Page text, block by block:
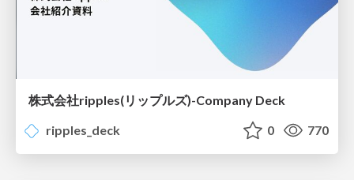
株式会社ripples(リップルズ)-Company Deck
ripples_deck
0 770